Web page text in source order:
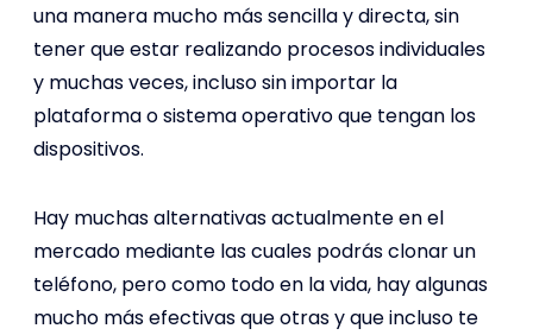
una manera mucho más sencilla y directa, sin
tener que estar realizando procesos individuales
y muchas veces, incluso sin importar la
plataforma o sistema operativo que tengan los
dispositivos.
Hay muchas alternativas actualmente en el
mercado mediante las cuales podrás clonar un
teléfono, pero como todo en la vida, hay algunas
mucho más efectivas que otras y que incluso te